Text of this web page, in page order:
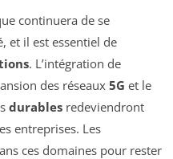
continuera de se
et il est essentiel de
. L’intégration de
des réseaux 5G et le
durables redeviendront
entreprises. Les
ces domaines pour rester